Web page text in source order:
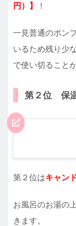
円）】 ！
一見普通のポン
いるため残り少
で使い切ること
第２位 保温
第２位はキャン
お風呂のお湯の
きます。